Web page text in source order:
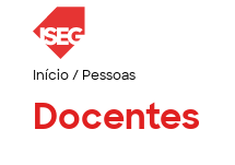
Início/ Pessoas
Docentes